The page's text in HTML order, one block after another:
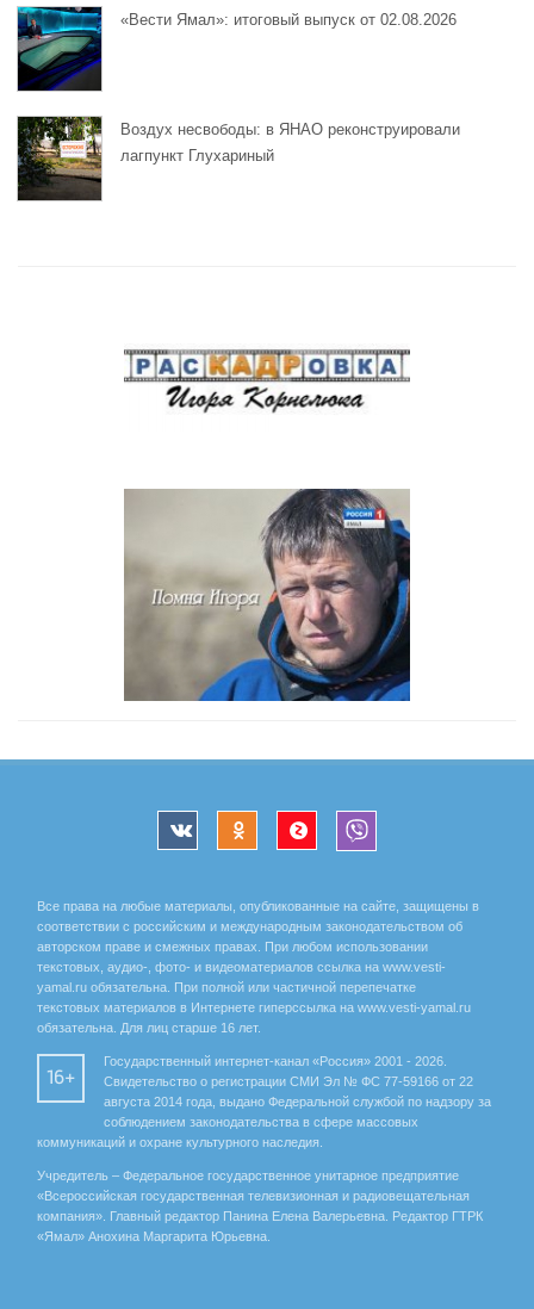
«Вести Ямал»: итоговый выпуск от 02.08.2026
Воздух несвободы: в ЯНАО реконструировали
лагпункт Глухариный
Все права на любые материалы, опубликованные на сайте, защищены в
соответствии с российским и международным законодательством об
авторском праве и смежных правах. При любом использовании
текстовых, аудио-, фото- и видеоматериалов ссылка на www.vesti-
yamal.ru обязательна. При полной или частичной перепечатке
текстовых материалов в Интернете гиперссылка на www.vesti-yamal.ru
обязательна. Для лиц старше 16 лет.
16+
Государственный интернет-канал «Россия» 2001 - 2026.
Свидетельство о регистрации СМИ Эл № ФС 77-59166 от 22
августа 2014 года, выдано Федеральной службой по надзору за
соблюдением законодательства в сфере массовых
коммуникаций и охране культурного наследия.
Учредитель – Федеральное государственное унитарное предприятие
«Всероссийская государственная телевизионная и радиовещательная
компания». Главный редактор Панина Елена Валерьевна. Редактор ГТРК
«Ямал» Анохина Маргарита Юрьевна.